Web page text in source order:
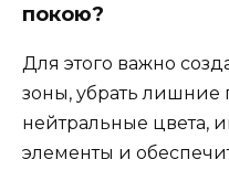
покою?
Для этого важно
зоны, убрать лишние
нейтральные цвета,
элементы и